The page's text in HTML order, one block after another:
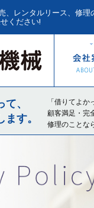
、レンタルリース、修理
ください!
、
す。
「借りてよ
顧客満足・完
修理のことな